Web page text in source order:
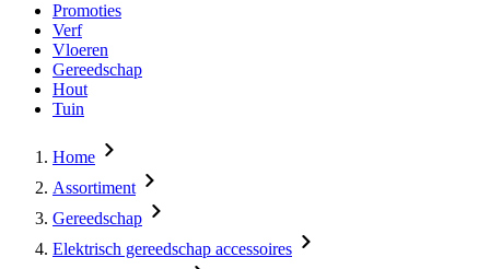
Promoties
Verf
Vloeren
Gereedschap
Hout
Tuin
Home
Assortiment
Gereedschap
Elektrisch gereedschap accessoires